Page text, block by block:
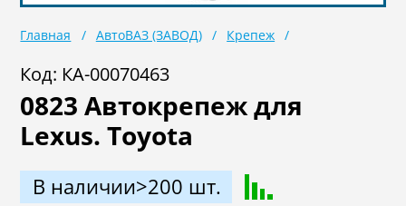
Масла
Иномарки
Крепеж колесный
Садовая техника
Инструмент
Лодки и моторы
Электроинструмент
и оснастка
Главная АвтоВАЗ (ЗАВОД) Крепеж
Код: КА-00070463
0823 Автокрепеж для
Lexus. Toyota
В наличии>200 шт.